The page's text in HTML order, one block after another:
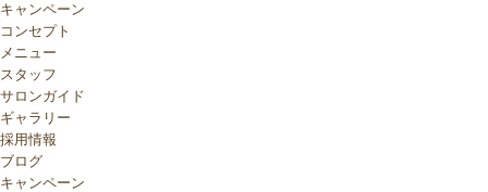
キャンペーン
コンセプト
メニュー
スタッフ
サロンガイド
ギャラリー
採用情報
ブログ
キャンペーン